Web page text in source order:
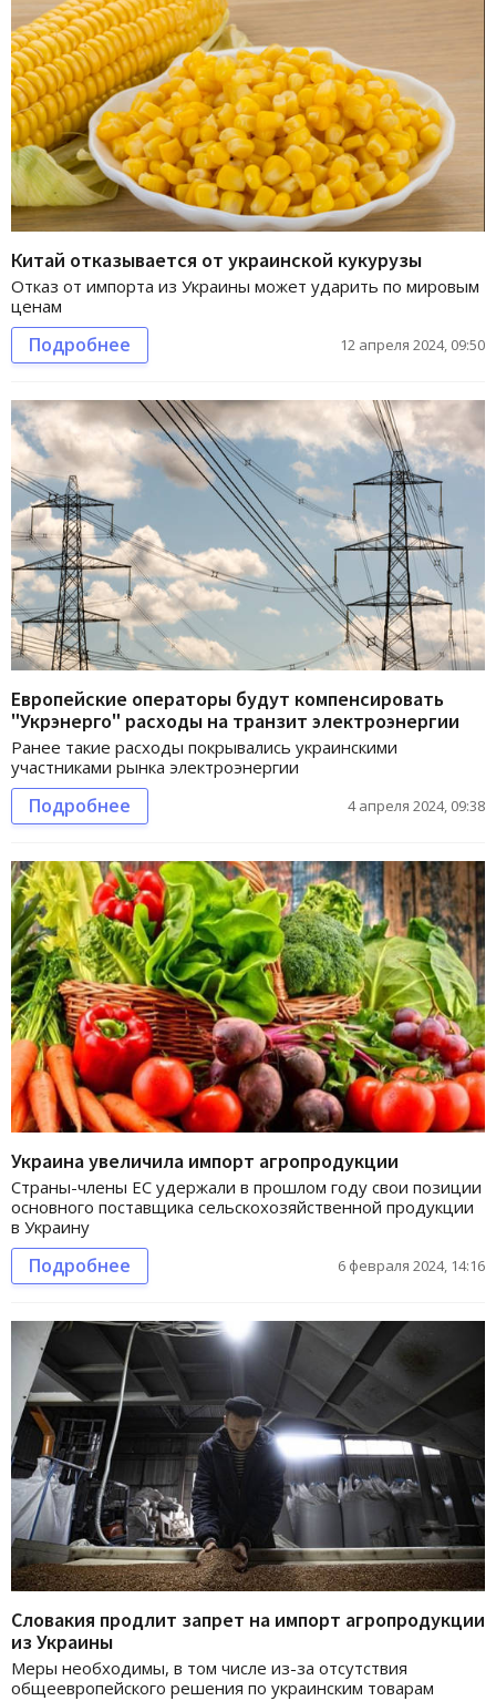
Китай отказывается от украинской кукурузы
Отказ от импорта из Украины может ударить по мировым
ценам
Подробнее 12 апреля 2024, 09:50
Европейские операторы будут компенсировать
"Укрэнерго" расходы на транзит электроэнергии
Ранее такие расходы покрывались украинскими
участниками рынка электроэнергии
Подробнее 4 апреля 2024, 09:38
Украина увеличила импорт агропродукции
Страны-члены ЕС удержали в прошлом году свои позиции
основного поставщика сельскохозяйственной продукции
в Украину
Подробнее 6 февраля 2024, 14:16
Словакия продлит запрет на импорт агропродукции
из Украины
Меры необходимы, в том числе из-за отсутствия
общеевропейского решения по украинским товарам